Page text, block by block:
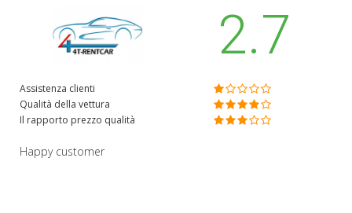
2.7
Assistenza clienti
Qualità della vettura
Il rapporto prezzo qualità
Happy customer